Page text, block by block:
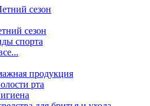
сезон
сезон
спорта
продукция
рта